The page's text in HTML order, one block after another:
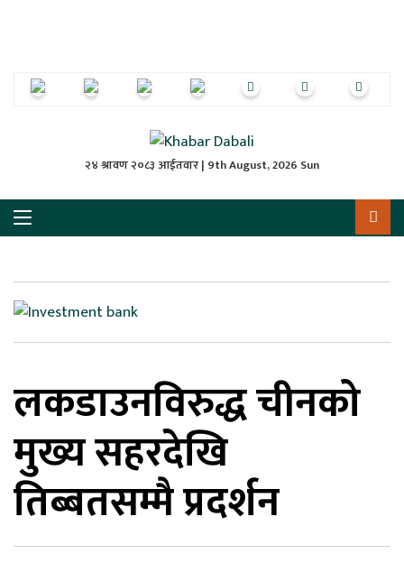
२४ श्रावण २०८३ आईतवार | 9th August, 2026 Sun
लकडाउनविरुद्ध चीनको
मुख्य सहरदेखि
तिब्बतसम्मै प्रदर्शन